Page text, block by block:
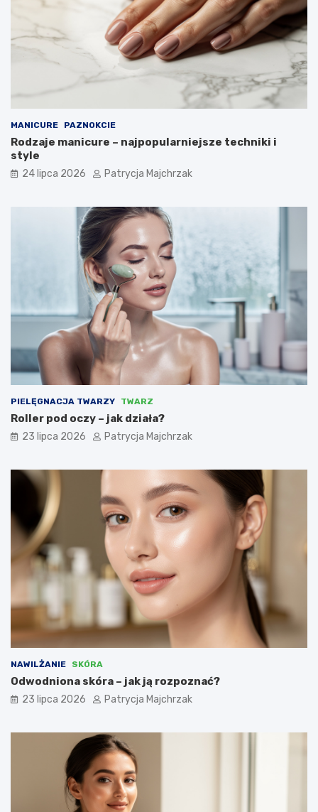
MANICURE PAZNOKCIE
Rodzaje manicure – najpopularniejsze techniki i
style
24 lipca 2026 Patrycja Majchrzak
PIELĘGNACJA TWARZY TWARZ
Roller pod oczy – jak działa?
23 lipca 2026 Patrycja Majchrzak
NAWILŻANIE SKÓRA
Odwodniona skóra – jak ją rozpoznać?
23 lipca 2026 Patrycja Majchrzak